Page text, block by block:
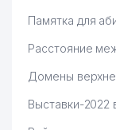
Памятка для
Расстояние
Домены
Выставки-2022